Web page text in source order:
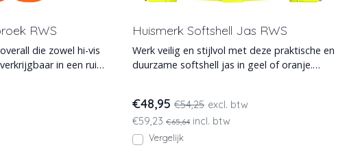
RWS
die zowel hi-vis
in een ruim
Huismerk Softshell Jas RWS
Werk veilig en stijlvol met deze praktische en
duurzame softshell jas in geel of oranje.
€48,95 €54,25 excl. btw
€59,23 €65,64incl. btw
Vergelijk